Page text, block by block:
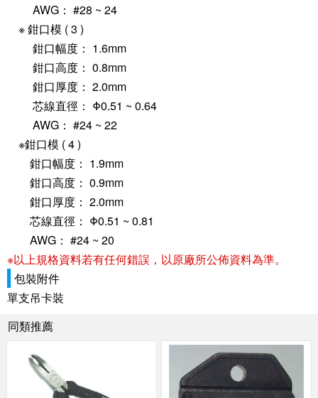
AWG： #28 ~ 24
※ 鉗口模 ( 3 )
鉗口幅度： 1.6mm
鉗口高度： 0.8mm
鉗口厚度： 2.0mm
芯線直徑： Φ0.51 ~ 0.64
AWG： #24 ~ 22
※鉗口模 ( 4 )
鉗口幅度： 1.9mm
鉗口高度： 0.9mm
鉗口厚度： 2.0mm
芯線直徑： Φ0.51 ~ 0.81
AWG： #24 ~ 20
※以上規格資料若有任何錯誤，以原廠所公佈資料為準。
包裝附件
單支吊卡裝
同類推薦